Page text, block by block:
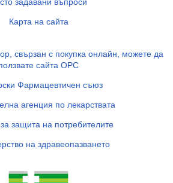
Карта на сайта
свързан с покупка онлайн, можете да
сайта ОРС
Фармацевтичен съюз
агенция по лекарствата
защита на потребителите
на здравеопазването